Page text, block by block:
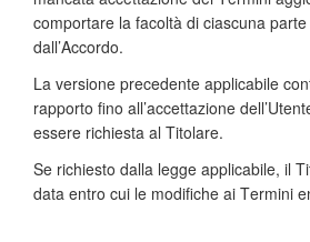
comportare la facoltà di ciascuna
dall’Accordo.
La versione precedente applicabile
rapporto fino all’accettazione
essere richiesta al Titolare.
Se richiesto dalla legge applicabile, il
data entro cui le modifiche ai Termini